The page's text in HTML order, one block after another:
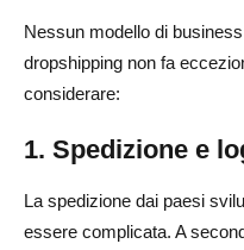
Nessun modello di
dropshipping non fa
considerare:
1. Spedizione e
La spedizione dai paesi
essere complicata. A